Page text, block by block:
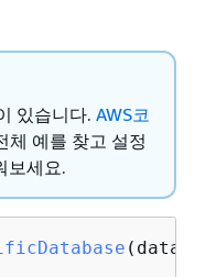
있습니다. AWS코
체 예를 찾고 설정
보세요.